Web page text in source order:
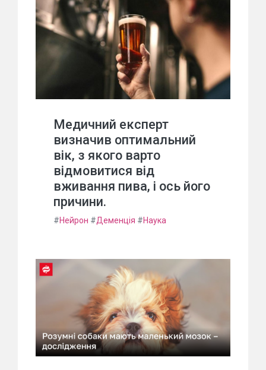
Медичний експерт
визначив оптимальний
вік, з якого варто
відмовитися від
вживання пива, і ось його
причини.
#Нейрон #Деменція #Наука